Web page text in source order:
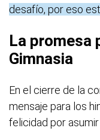
desafío, por eso
La promesa
Gimnasia
En el cierre de la
mensaje para los
felicidad por asumir